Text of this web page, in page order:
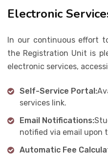
Electronic
In our continuous effort
the Registration Unit is
electronic services,
Self-Service Portal:
services link.
Email Notifications:
notified via email upon
Automatic Fee